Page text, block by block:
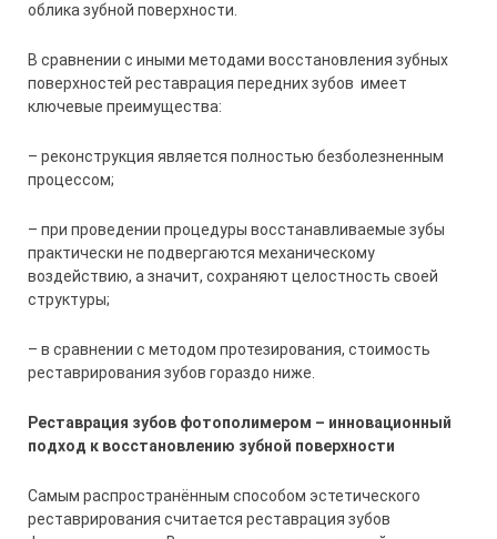
облика зубной поверхности.
В сравнении с иными методами восстановления зубных
поверхностей реставрация передних зубов имеет
ключевые преимущества:
– реконструкция является полностью безболезненным
процессом;
– при проведении процедуры восстанавливаемые зубы
практически не подвергаются механическому
воздействию, а значит, сохраняют целостность своей
структуры;
– в сравнении с методом протезирования, стоимость
реставрирования зубов гораздо ниже.
Реставрация зубов фотополимером – инновационный
подход к восстановлению зубной поверхности
Самым распространённым способом эстетического
реставрирования считается реставрация зубов